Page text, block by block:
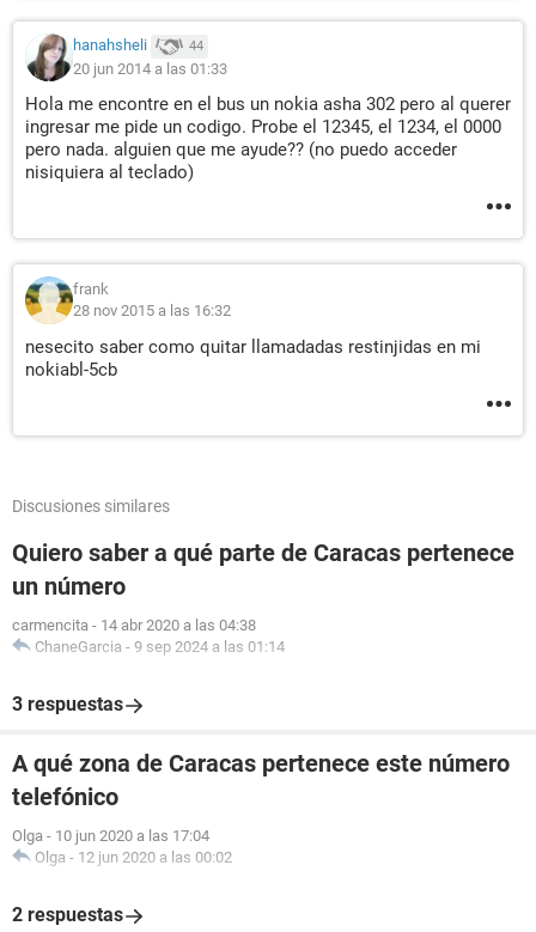
hanahsheli 44
20 jun 2014 a las 01:33
Hola me encontre en el bus un nokia asha 302 pero al querer
ingresar me pide un codigo. Probe el 12345, el 1234, el 0000
pero nada. alguien que me ayude?? (no puedo acceder
nisiquiera al teclado)
frank
28 nov 2015 a las 16:32
nesecito saber como quitar llamadadas restinjidas en mi
nokiabl-5cb
Discusiones similares
Quiero saber a qué parte de Caracas pertenece
un número
carmencita - 14 abr 2020 a las 04:38
ChaneGarcia - 9 sep 2024 a las 01:14
3 respuestas
A qué zona de Caracas pertenece este número
telefónico
Olga - 10 jun 2020 a las 17:04
Olga - 12 jun 2020 a las 00:02
2 respuestas